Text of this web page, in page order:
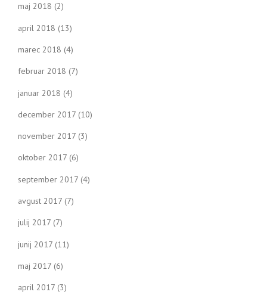
maj 2018 (2)
april 2018 (13)
marec 2018 (4)
februar 2018 (7)
januar 2018 (4)
december 2017 (10)
november 2017 (3)
oktober 2017 (6)
september 2017 (4)
avgust 2017 (7)
julij 2017 (7)
junij 2017 (11)
maj 2017 (6)
april 2017 (3)